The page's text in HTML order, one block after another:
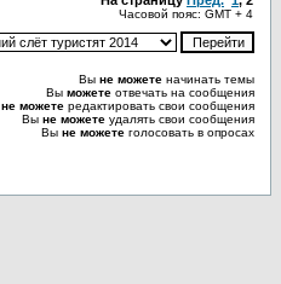
Часовой пояс: GMT + 4
Вы не можете начинать темы
Вы можете отвечать на сообщения
не можете редактировать свои сообщения
Вы не можете удалять свои сообщения
Вы не можете голосовать в опросах